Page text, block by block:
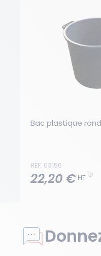
Bac plastique
RÉF. 03156
22,20 € HT